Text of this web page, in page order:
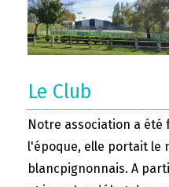
Le Club
Notre association a été
l'époque, elle portait le
blancpignonnais. A